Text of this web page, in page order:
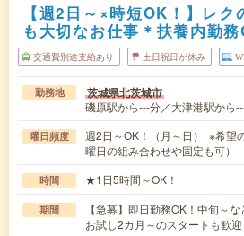
【週2日～×時短OK！】レ
も大切なお仕事＊扶養内勤
交通費別途支給あり 土日祝日が休み
勤務地 茨城県北茨城市
磯原駅から---分／大津港駅から
曜日頻度
週2日～OK！（月～日） ※希望
曜日の組み合わせや固定も可）
時間 ★1日5時間～OK！
期間
【急募】即日勤務OK！中旬
お試し2カ月～のスタートも歓迎